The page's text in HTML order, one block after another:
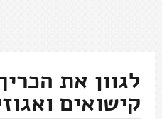
לגוון את
קישואים